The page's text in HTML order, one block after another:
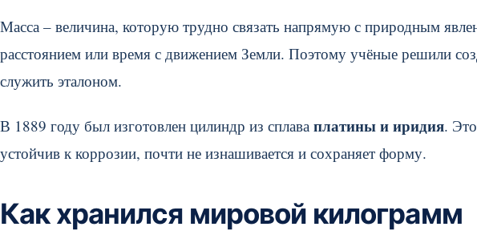
Масса – величина, которую трудно связать напрямую с природным
расстоянием или время с движением Земли. Поэтому учёные решили
служить эталоном.
В 1889 году был изготовлен цилиндр из сплава платины и иридия.
устойчив к коррозии, почти не изнашивается и сохраняет форму.
Как хранился мировой килограмм